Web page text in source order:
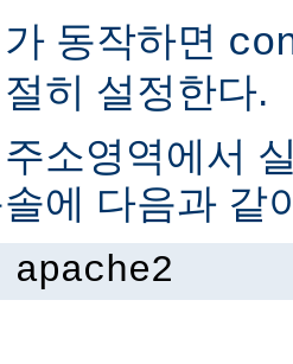
동작하면
히 설정한다.
소영역에서
에 다음과 같